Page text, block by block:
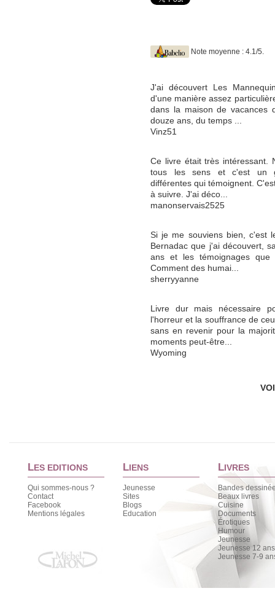
Note moyenne : 4.1/5.
J'ai découvert Les
d'une manière assez
dans la maison de vacances
douze ans, du temps ...
Vinz51
Ce livre était très intéressant.
tous les sens et c'est un
différentes qui témoignent.
à suivre. J'ai déco...
manonservais2525
Si je me souviens bien, c'est
Bernadac que j'ai découvert,
ans et les témoignages
Comment des humai...
sherryyanne
Livre dur mais nécessaire
l'horreur et la souffrance de
sans en revenir pour la
moments peut-être...
Wyoming
LES EDITIONS
Qui sommes-nous ?
Contact
Facebook
Mentions légales
LIENS
Jeunesse
Sites
Blogs
Education
LIVRES
Bandes
Beaux livres
Cuisine
Documents
Érotiques
Humour
Jeunesse
Jeunesse 12
Jeunesse 7-9